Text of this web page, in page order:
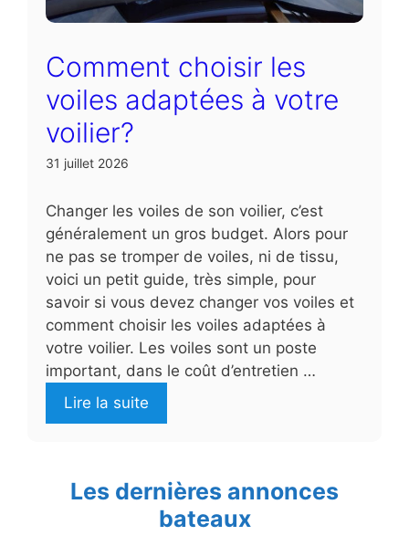
Comment choisir les
voiles adaptées à votre
voilier?
31 juillet 2026
Changer les voiles de son voilier, c’est
généralement un gros budget. Alors pour
ne pas se tromper de voiles, ni de tissu,
voici un petit guide, très simple, pour
savoir si vous devez changer vos voiles et
comment choisir les voiles adaptées à
votre voilier. Les voiles sont un poste
important, dans le coût d’entretien …
Lire la suite
Les dernières annonces
bateaux